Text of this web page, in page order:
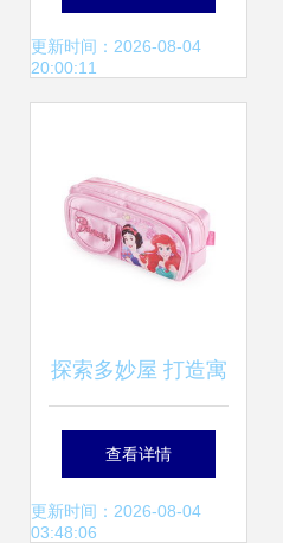
（100%纯干货）
更新时间：2026-08-04
20:00:11
探索多妙屋 打造寓
教于乐的母婴世界
查看详情
更新时间：2026-08-04
03:48:06